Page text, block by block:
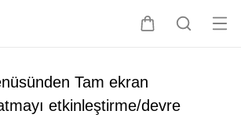
S
e
t
A
t
Me
Tam ekran
etkinleştirme/devre